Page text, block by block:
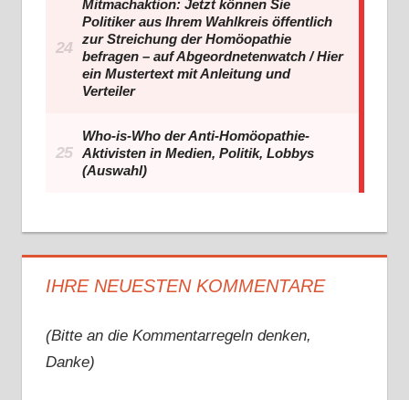
IHRE NEUESTEN KOMMENTARE
(Bitte an die Kommentarregeln denken,
Danke)